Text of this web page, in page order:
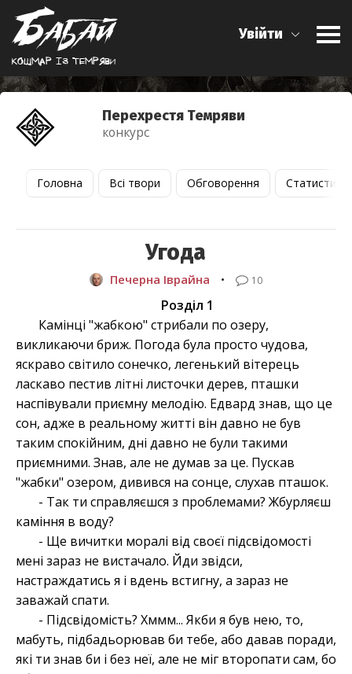
Кошмар iз темряви
Увійти
Перехрестя Темряви
конкурс
Головна Всі твори Обговорення Статистика
Угода
Печерна Іврайна • 10
Розділ 1
Камінці "жабкою" стрибали по озеру,
викликаючи бриж. Погода була просто чудова,
яскраво світило сонечко, легенький вітерець
ласкаво пестив літні листочки дерев, пташки
наспівували приємну мелодію. Едвард знав, що це
сон, адже в реальному житті він давно не був
таким спокійним, дні давно не були такими
приємними. Знав, але не думав за це. Пускав
"жабки" озером, дивився на сонце, слухав пташок.
- Так ти справляєшся з проблемами? Жбурляєш
каміння в воду?
- Ще вичитки моралі від своєї підсвідомості
мені зараз не вистачало. Йди звідси,
настраждатись я і вдень встигну, а зараз не
заважай спати.
- Підсвідомість? Хммм... Якби я був нею, то,
мабуть, підбадьорював би тебе, або давав поради,
які ти знав би і без неї, але не міг второпати сам, бо